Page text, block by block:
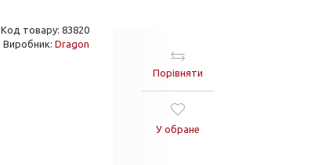
Код товару: 83820
Виробник: Dragon
Порівняти
У обране